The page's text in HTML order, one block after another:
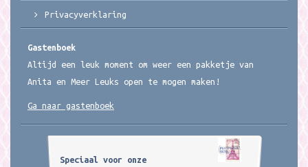
Privacyverklaring
Gastenboek
Altijd een leuk moment om weer een pakketje van
Anita en Meer Leuks open te mogen maken!
Ga naar gastenboek
Speciaal voor onze